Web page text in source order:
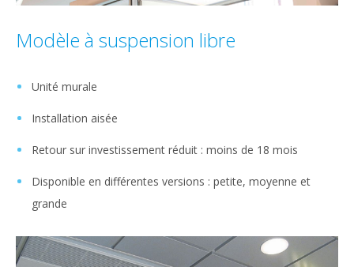
Modèle à suspension libre
Unité murale
Installation aisée
Retour sur investissement réduit : moins de 18 mois
Disponible en différentes versions : petite, moyenne et
grande